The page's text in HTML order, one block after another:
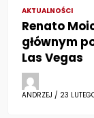
AKTUALNOŚCI
Renato
głównym
Las Vegas
ANDRZEJ / 23